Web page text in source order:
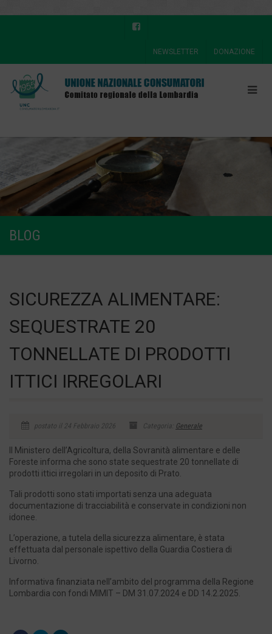
NEWSLETTER DONAZIONE
BLOG
SICUREZZA ALIMENTARE:
SEQUESTRATE 20
TONNELLATE DI PRODOTTI
ITTICI IRREGOLARI
postato il 24 Febbraio 2026 Categoria: Generale
Il Ministero dell’Agricoltura, della Sovranità alimentare e delle
Foreste informa che sono state sequestrate 20 tonnellate di
prodotti ittici irregolari in un deposito di Prato.
Tali prodotti sono stati importati senza una adeguata
documentazione di tracciabilità e conservate in condizioni non
idonee.
L’operazione, a tutela della sicurezza alimentare, è stata
effettuata dal personale ispettivo della Guardia Costiera di
Livorno.
Informativa finanziata nell’ambito del programma della Regione
Lombardia con fondi MIMIT – DM 31.07.2024 e DD 14.2.2025.